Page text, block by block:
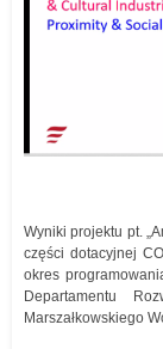
Wyniki projektu pt.
części dotacyjnej
okres
Departamentu
Marszałkowskiego